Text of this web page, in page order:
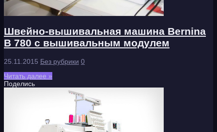
Швейно-вышивальная машина Bernina
B 780 с вышивальным модулем
25.11.2015 Без рубрики 0
Читать далее »
Поделись